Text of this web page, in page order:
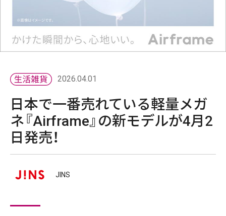
2026.04.01
日本で一番売れている軽量メガ
ネ『Airframe』の新モデルが4月2
日発売！
JINS